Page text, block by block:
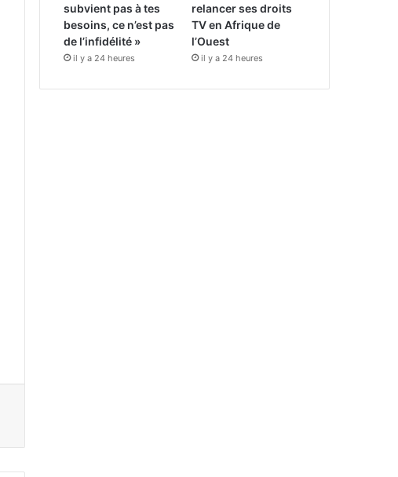
subvient pas à tes
besoins, ce n’est pas
de l’infidélité »
il y a 24 heures
relancer ses droits
TV en Afrique de
l’Ouest
il y a 24 heures